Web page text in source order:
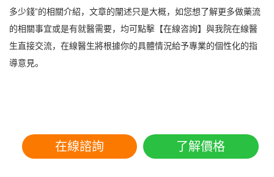
多少錢”的相關介紹，文章的闡述只是大概，如您想了解更多做藥流
的相關事宜或是有就醫需要，均可點擊【在線咨詢】與我院在線醫
生直接交流，在線醫生將根據你的具體情況給予專業的個性化的指
導意見。
在線諮詢 了解價格